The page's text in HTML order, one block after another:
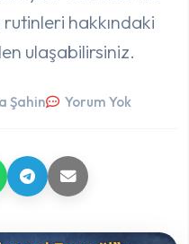
rutinleri hakkındaki
ulaşabilirsiniz.
Şahin Yorum Yok